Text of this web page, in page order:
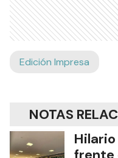
Edición Impresa
NOTAS